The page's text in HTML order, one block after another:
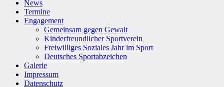
News
Termine
Engagement
Gemeinsam gegen Gewalt
Kinderfreundlicher Sportverein
Freiwilliges Soziales Jahr im Sport
Deutsches Sportabzeichen
Galerie
Impressum
Datenschutz